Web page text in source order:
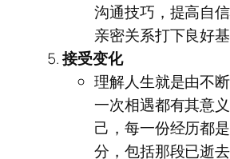
沟通技巧，提高自
亲密关系打下良好基
接受变化
理解人生就是由不
一次相遇都有其意
己，每一份经历都
分，包括那段已逝